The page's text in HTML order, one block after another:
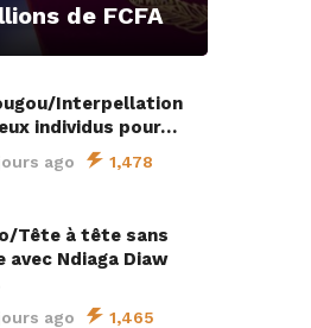
de FCFA
Interpellation
individus pour…
ago 1,478
Tête à tête sans
Ndiaga Diaw
ago 1,465